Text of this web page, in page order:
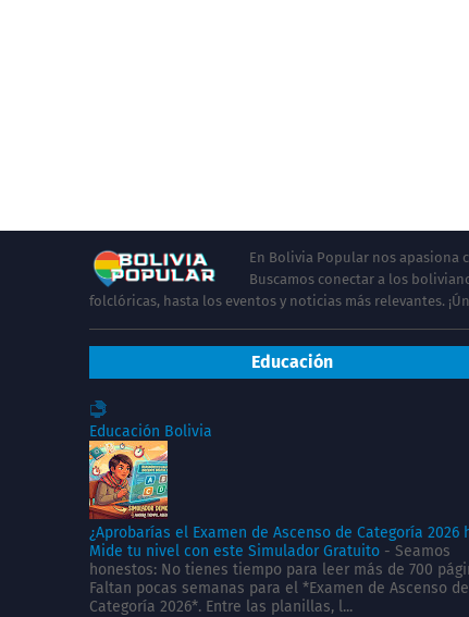
En Bolivia Popular nos apasiona
Buscamos conectar a los
folclóricas, hasta los eventos y noticias más relevantes.
Educación
Educación Bolivia
¿Aprobarías el Examen de Ascenso de Categoría 2026
Mide tu nivel con este Simulador Gratuito - Seamos
honestos: No tienes tiempo para leer más de 700
Faltan pocas semanas para el *Examen de Ascenso de
Categoría 2026*. Entre las planillas, l...